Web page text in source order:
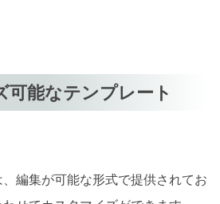
可能なテンプレート
編集が可能な形式で提供されてお